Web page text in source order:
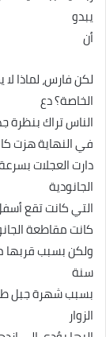
يبدو
أن
لكن فارس، لماذا
الخاصة؟ دع
الناس تراك بنظرة
في النهاية هزت
دارت العجلات
الجانودية
التي كانت تقع
كانت مقاطعة
ولكن بسبب قربها
سنة
بسبب شهرة جبل
الزوار